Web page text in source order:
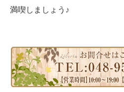
満喫しましょう♪